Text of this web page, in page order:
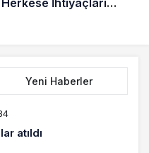
Herkese İhtiyaçları
Yeni Haberler
atıldı